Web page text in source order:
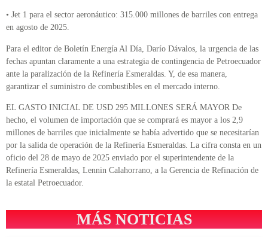
• Jet 1 para el sector aeronáutico: 315.000 millones de barriles con entrega
en agosto de 2025.
Para el editor de Boletín Energía Al Día, Darío Dávalos, la urgencia de las
fechas apuntan claramente a una estrategia de contingencia de Petroecuador
ante la paralización de la Refinería Esmeraldas. Y, de esa manera,
garantizar el suministro de combustibles en el mercado interno.
EL GASTO INICIAL DE USD 295 MILLONES SERÁ MAYOR De
hecho, el volumen de importación que se comprará es mayor a los 2,9
millones de barriles que inicialmente se había advertido que se necesitarían
por la salida de operación de la Refinería Esmeraldas. La cifra consta en un
oficio del 28 de mayo de 2025 enviado por el superintendente de la
Refinería Esmeraldas, Lennin Calahorrano, a la Gerencia de Refinación de
la estatal Petroecuador.
MÁS NOTICIAS